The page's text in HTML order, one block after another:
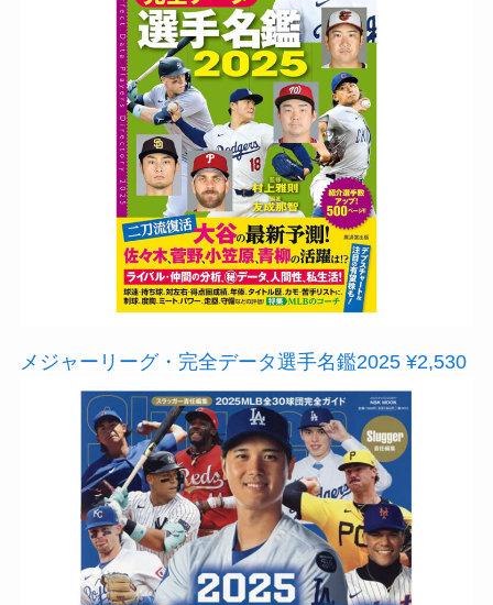
メジャーリーグ・完全データ選手名鑑2025 ¥2,530